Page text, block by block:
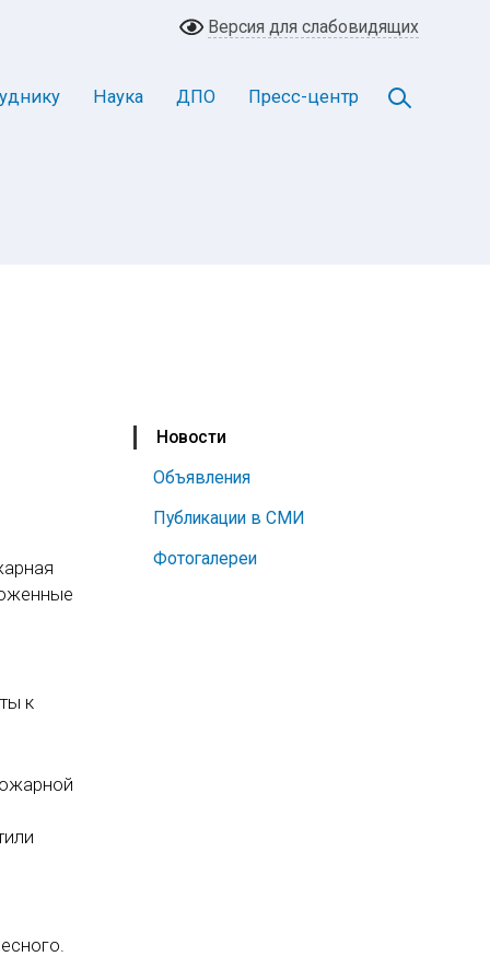
Версия для слабовидящих
Наука ДПО Пресс-центр
Новости
Объявления
Публикации в СМИ
Фотогалереи
к